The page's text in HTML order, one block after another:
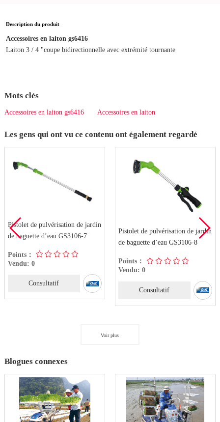
Description du produit
Accessoires en laiton gs6416
Laiton 3 / 4 "coupe bidirectionnelle avec extrémité tournante
Mots clés
Accessoires en laiton gs6416 Accessoires en laiton
Les gens qui ont vu ce contenu ont également regardé
Pistolet de pulvérisation de jardin
de baguette d’eau GS3106-7
Points：
Vendu: 0
Consultatif
Pistolet de pulvérisation de jardin
de baguette d’eau GS3106-8
Points：
Vendu: 0
Consultatif
Voir plus
Blogues connexes